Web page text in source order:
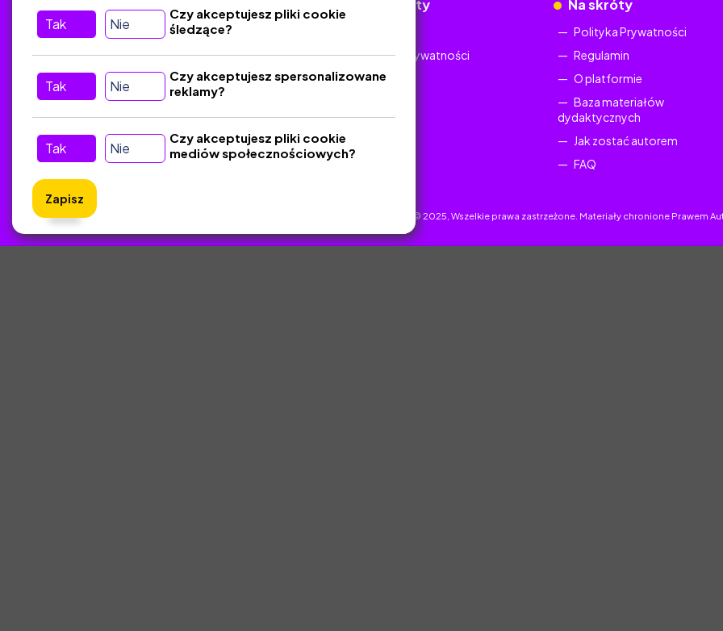
Kontakt
Dokumenty
Polityka Prywatności
Na skróty
Polityka Prywatności
Regulamin
O platformie
Baza materiałów
dydaktycznych
Jak zostać autorem
FAQ
ZlotyNauczyciel.pl © 2025, Wszelkie prawa zastrzeżone. Materiały chronione Prawem
Tak Nie
Czy akceptujesz pliki cookie
śledzące?
Tak Nie
Czy akceptujesz spersonalizowane
reklamy?
Tak Nie
Czy akceptujesz pliki cookie
mediów społecznościowych?
Zapisz